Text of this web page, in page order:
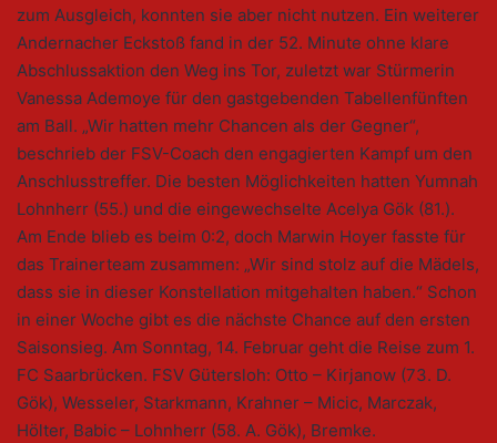
zum Ausgleich, konnten sie aber nicht nutzen. Ein weiterer
Andernacher Eckstoß fand in der 52. Minute ohne klare
Abschlussaktion den Weg ins Tor, zuletzt war Stürmerin
Vanessa Ademoye für den gastgebenden Tabellenfünften
am Ball. „Wir hatten mehr Chancen als der Gegner“,
beschrieb der FSV-Coach den engagierten Kampf um den
Anschlusstreffer. Die besten Möglichkeiten hatten Yumnah
Lohnherr (55.) und die eingewechselte Acelya Gök (81.).
Am Ende blieb es beim 0:2, doch Marwin Hoyer fasste für
das Trainerteam zusammen: „Wir sind stolz auf die Mädels,
dass sie in dieser Konstellation mitgehalten haben.“ Schon
in einer Woche gibt es die nächste Chance auf den ersten
Saisonsieg. Am Sonntag, 14. Februar geht die Reise zum 1.
FC Saarbrücken. FSV Gütersloh: Otto – Kirjanow (73. D.
Gök), Wesseler, Starkmann, Krahner – Micic, Marczak,
Hölter, Babic – Lohnherr (58. A. Gök), Bremke.